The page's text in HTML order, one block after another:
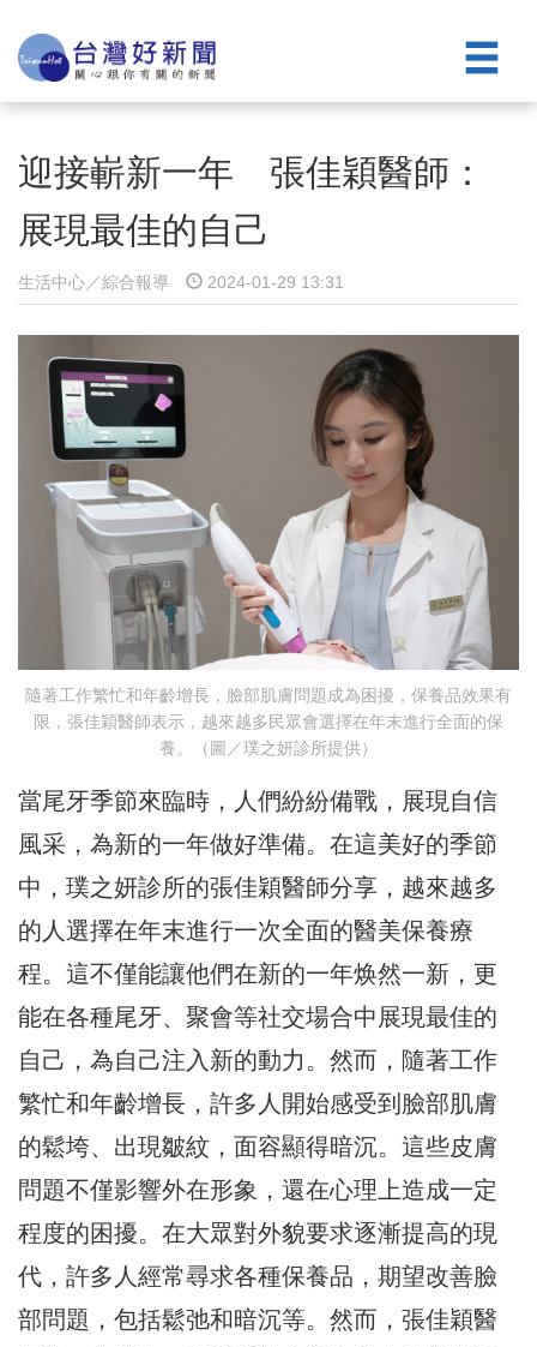
迎接嶄新一年 張佳穎醫師：
展現最佳的自己
生活中心／綜合報導 2024-01-29 13:31
隨著工作繁忙和年齡增長，臉部肌膚問題成為困擾，保養品效果有
限，張佳穎醫師表示，越來越多民眾會選擇在年末進行全面的保
養。（圖／璞之妍診所提供）
當尾牙季節來臨時，人們紛紛備戰，展現自信
風采，為新的一年做好準備。在這美好的季節
中，璞之妍診所的張佳穎醫師分享，越來越多
的人選擇在年末進行一次全面的醫美保養療
程。這不僅能讓他們在新的一年焕然一新，更
能在各種尾牙、聚會等社交場合中展現最佳的
自己，為自己注入新的動力。然而，隨著工作
繁忙和年齡增長，許多人開始感受到臉部肌膚
的鬆垮、出現皺紋，面容顯得暗沉。這些皮膚
問題不僅影響外在形象，還在心理上造成一定
程度的困擾。在大眾對外貌要求逐漸提高的現
代，許多人經常尋求各種保養品，期望改善臉
部問題，包括鬆弛和暗沉等。然而，張佳穎醫